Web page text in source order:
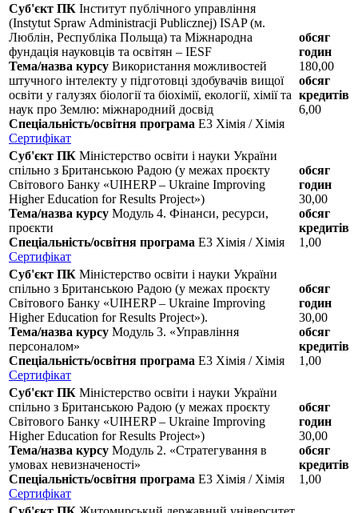
Суб'єкт ПК Інститут публічного управління
(Instytut Spraw Administracji Publicznej) ISAP (м.
Люблін, Республіка Польща) та Міжнародна
фундація науковців та освітян – IESF
Тема/назва курсу Використання можливостей
штучного інтелекту у підготовці здобувачів вищої
освіти у галузях біології та біохімії, екології, хімії та
наук про Землю: міжнародний досвід
Спеціальність/освітня програма E3 Хімія / Хімія
Сертифікат
обсяг
годин
180,00
обсяг
кредитів
6,00
Суб'єкт ПК Міністерство освіти і науки України
спільно з Британською Радою (у межах проєкту
Світового Банку «UIHERP – Ukraine Improving
Higher Education for Results Project»)
Тема/назва курсу Модуль 4. Фінанси, ресурси,
проєкти
Спеціальність/освітня програма E3 Хімія / Хімія
Сертифікат
обсяг
годин
30,00
обсяг
кредитів
1,00
Суб'єкт ПК Міністерство освіти і науки України
спільно з Британською Радою (у межах проєкту
Світового Банку «UIHERP – Ukraine Improving
Higher Education for Results Project»).
Тема/назва курсу Модуль 3. «Управління
персоналом»
Спеціальність/освітня програма E3 Хімія / Хімія
Сертифікат
обсяг
годин
30,00
обсяг
кредитів
1,00
Суб'єкт ПК Міністерство освіти і науки України
спільно з Британською Радою (у межах проєкту
Світового Банку «UIHERP – Ukraine Improving
Higher Education for Results Project»)
Тема/назва курсу Модуль 2. «Стратегування в
умовах невизначеності»
Спеціальність/освітня програма E3 Хімія / Хімія
Сертифікат
обсяг
годин
30,00
обсяг
кредитів
1,00